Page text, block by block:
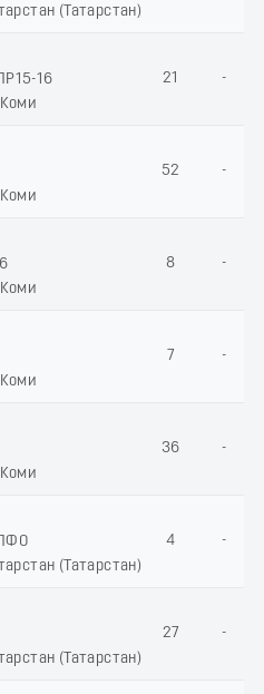
(Татарстан)
16
21 -
52 -
8 -
7 -
36 -
(Татарстан)
4 -
(Татарстан)
27 -